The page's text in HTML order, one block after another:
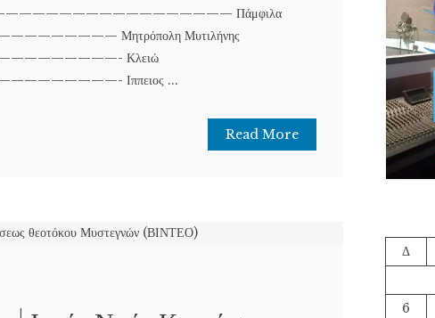
Πάμφιλα
Μητρόπολη Μυτιλήνης
Κλειώ
Ιππειος ...
Read More
Δ
6